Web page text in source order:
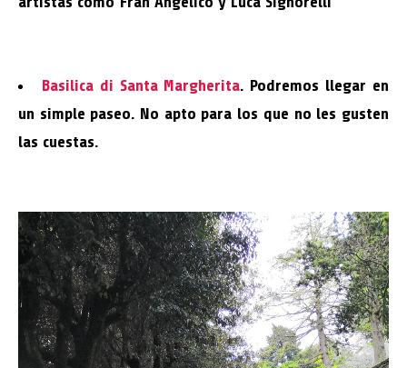
Basilica di Santa Margherita. Podremos llegar en
un simple paseo. No apto para los que no les gusten
las cuestas.